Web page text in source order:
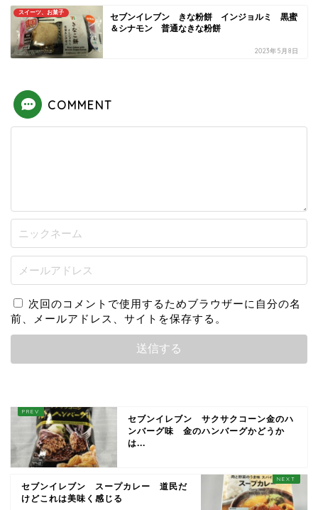
スイーツ、お菓子
セブンイレブン きな粉餅 インジョルミ 黒蜜
＆シナモン 普通なきな粉餅
2023年5月8日
COMMENT
次回のコメントで使用するためブラウザーに自分の名
前、メールアドレス、サイトを保存する。
セブンイレブン サクサクコーン金のハ
ンバーグ味 金のハンバーグかどうか
は...
セブンイレブン スープカレー 道民だ
けどこれは美味く感じる